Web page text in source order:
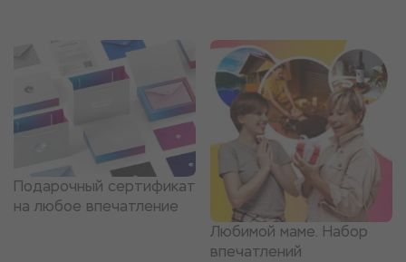
Подарочный сертификат
на любое впечатление
Любимой маме. Набор
впечатлений